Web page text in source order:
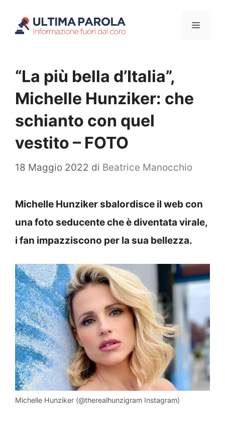
Menu
“La più bella d’Italia”,
Michelle Hunziker: che
schianto con quel
vestito – FOTO
18 Maggio 2022 di Beatrice Manocchio
Michelle Hunziker sbalordisce il web con
una foto seducente che è diventata virale,
i fan impazziscono per la sua bellezza.
Michelle Hunziker (@therealhunzigram Instagram)